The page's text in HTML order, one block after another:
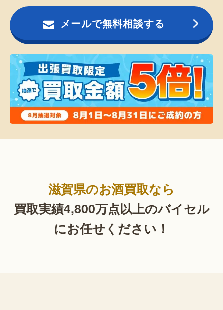
メールで無料相談する
滋賀県のお酒買取なら
買取実績4,800万点以上のバイセル
にお任せください！